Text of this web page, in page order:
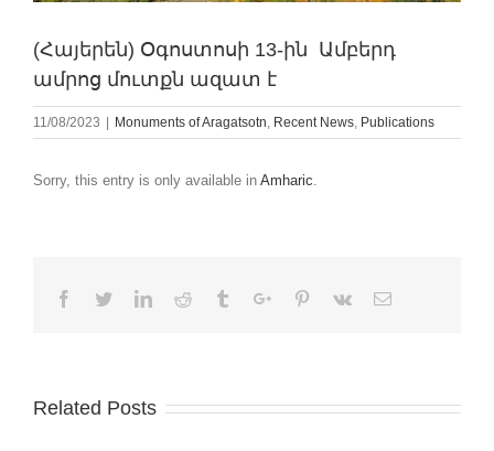
(Հայերեն) Օգոստոսի 13-ին Ամբերդ
ամրոց մուտքն ազատ է
11/08/2023 Monuments of Aragatsotn, Recent News, Publications
Sorry, this entry is only available in Amharic
Facebook
TwitterLinkedinReddit TumblrGoogle+Pinterest
Vk Email
Related Posts